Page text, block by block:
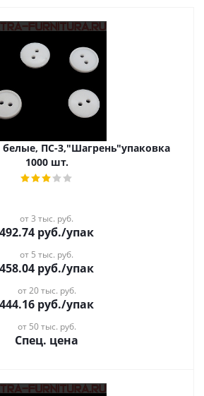
ПС-3,"Шагрень"упаковка
1000 шт.
от 3 тыс. руб.
492.74 руб./упак
от 5 тыс. руб.
458.04 руб./упак
от 20 тыс. руб.
444.16 руб./упак
от 50 тыс. руб.
Спец. цена